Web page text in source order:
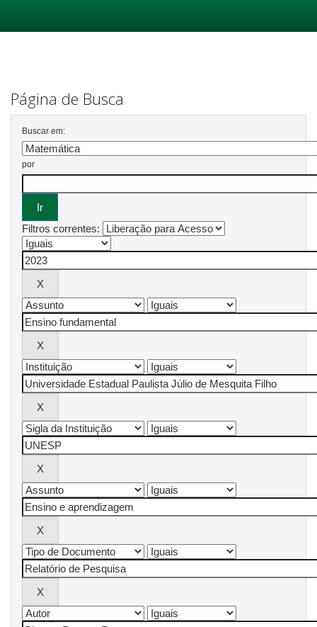
Página de Busca
Buscar em:
por
Filtros correntes: